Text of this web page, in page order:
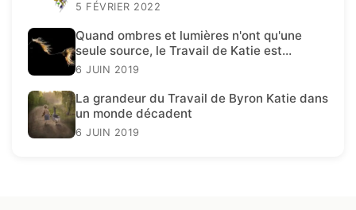
5 FÉVRIER 2022
Quand ombres et lumières n'ont qu'une
seule source, le Travail de Katie est
présent.
6 JUIN 2019
La grandeur du Travail de Byron Katie dans
un monde décadent
6 JUIN 2019